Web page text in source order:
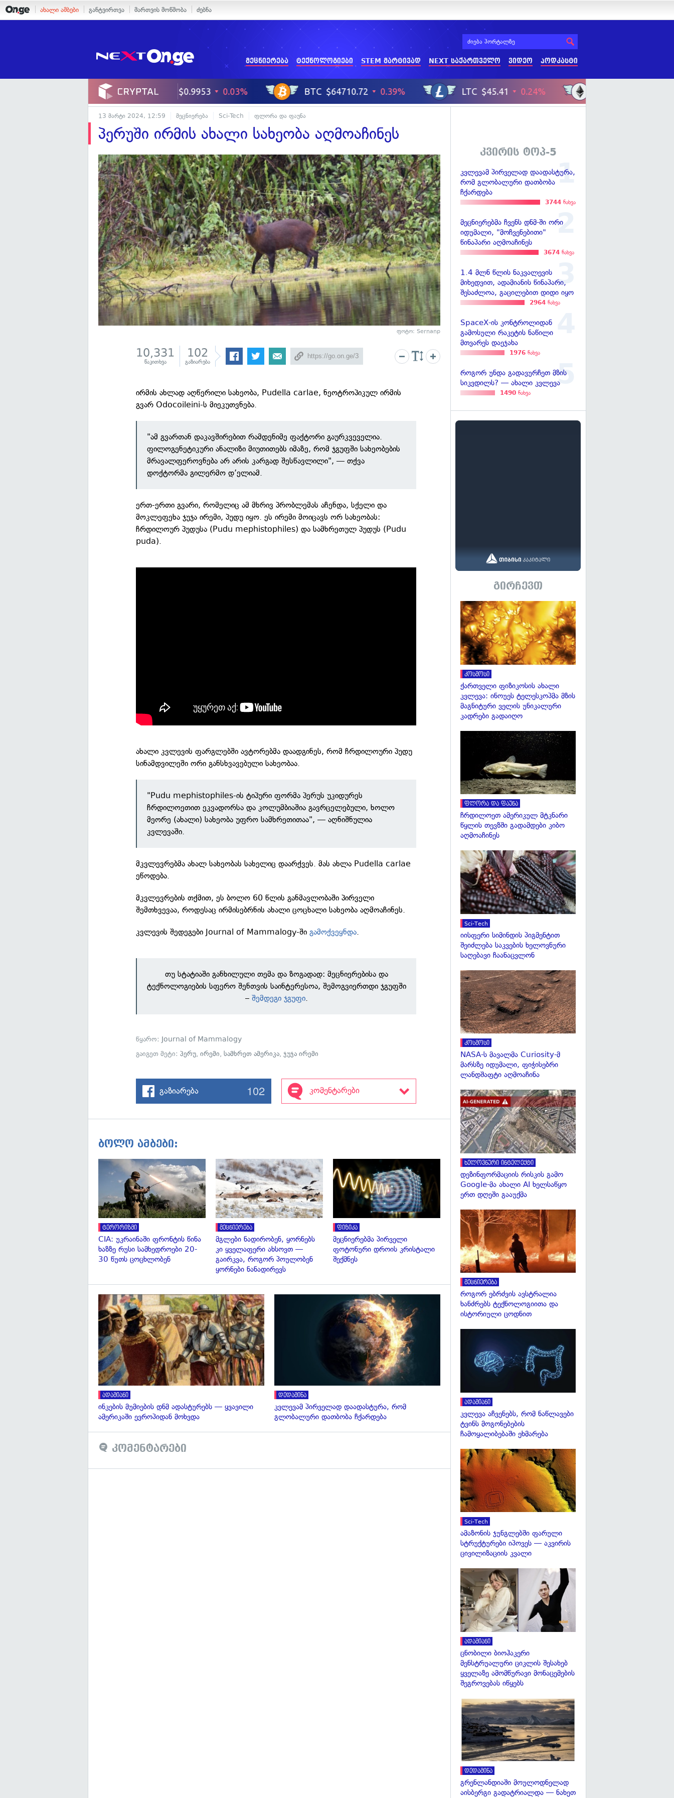
ახალი ამბები განტვირთვა მართვის მოწმობა ძებნა
მეცნიერება ტექნოლოგიები STEM მარტივად NEXT საქართველო ვიდეო პოდკასტი
13 მარტი 2024, 12:59 მეცნიერება Sci-Tech ფლორა და ფაუნა
პერუში ირმის ახალი სახეობა აღმოაჩინეს
ფოტო: Sernanp
10,331
წაკითხვა
102
გაზიარება
ირმის ახლად აღწერილი სახეობა, Pudella carlae, ნეოტროპიკულ ირმის
გვარ Odocoileini-ს მიეკუთვნება.
"ამ გვართან დაკავშირებით რამდენიმე ფაქტორი გაურკვეველია.
ფილოგენეტიკური ანალიზი მიუთითებს იმაზე, რომ ჯგუფში სახეობების
მრავალფეროვნება არ არის კარგად შესწავლილი", — თქვა
დოქტორმა გილერმო დ’ელიამ.
ერთ-ერთი გვარი, რომელიც ამ მხრივ პრობლემას აჩენდა, სქელი და
მოკლეფეხა ჯუჯა ირემი, პუდუ იყო. ეს ირემი მოიცავს ორ სახეობას:
ჩრდილოურ პუდუსა (Pudu mephistophiles) და სამხრეთულ პუდუს (Pudu
puda).
ახალი კვლევის ფარგლებში ავტორებმა დაადგინეს, რომ ჩრდილოური პუდუ
სინამდვილეში ორი განსხვავებული სახეობაა.
"Pudu mephistophiles-ის ტიპური ფორმა პერუს უკიდურეს
ჩრდილოეთით ეკვადორსა და კოლუმბიაშია გავრცელებული, ხოლო
მეორე (ახალი) სახეობა უფრო სამხრეთითაა", — აღნიშნულია
კვლევაში.
მკვლევრებმა ახალ სახეობას სახელიც დაარქვეს. მას ახლა Pudella carlae
ეწოდება.
მკვლევრების თქმით, ეს ბოლო 60 წლის განმავლობაში პირველი
შემთხვევაა, როდესაც ირმისებრნის ახალი ცოცხალი სახეობა აღმოაჩინეს.
კვლევის შედეგები Journal of Mammalogy-შიგამოქვეყნდა.
თუ სტატიაში განხილული თემა და ზოგადად: მეცნიერებისა და
ტექნოლოგიების სფერო შენთვის საინტერესოა, შემოგვიერთდი ჯგუფში
–შემდეგი ჯგუფი.
წყარო: Journal of Mammalogy
გაიგეთ მეტი:პერუ,ირემი,სამხრეთ ამერიკა,ჯუჯა ირემი
გაზიარება 102 კომენტარები
ბოლო ამბები:
გადახედვა
ტერორიზმი
CIA: უკრაინაში ფრონტის წინა
ხაზზე რუსი სამხედროები 20-
30 წუთს ცოცხლობენ
გადახედვა
მეცნიერება
მგლები ნადირობენ, ყორნებს
კი ყველაფერი ახსოვთ —
გაირკვა, როგორ პოულობენ
ყორნები ნანადირევს
ფიზიკა
მეცნიერებმა პირველი
ფოტონური დროის კრისტალი
შექმნეს
ადამიანი
ინკების მუმიების დნმ ადასტურებს — ყვავილი
ამერიკაში ევროპიდან მოხვდა
გადახედვა
დედამიწა
კვლევამ პირველად დაადასტურა, რომ
გლობალური დათბობა ჩქარდება
კომენტარები
კვირის ტოპ-5
კვლევამ პირველად დაადასტურა,
რომ გლობალური დათბობა
ჩქარდება
3744 ნახვა
მეცნიერებმა ჩვენს დნმ-ში ორი
იდუმალი, "მოჩვენებითი"
წინაპარი აღმოაჩინეს
3674 ნახვა
1.4 მლნ წლის ნაკვალევის
მიხედვით, ადამიანის წინაპარი,
შესაძლოა, გაცილებით დიდი იყო
2964 ნახვა
SpaceX-ის კონტროლიდან
გამოსული რაკეტის ნაწილი
მთვარეს დაეჯახა
1976 ნახვა
როგორ უნდა გადავურჩეთ მზის
სიკვდილს? — ახალი კვლევა
1490 ნახვა
გირჩევთ
კოსმოსი
ქართველი ფიზიკოსის ახალი
კვლევა: ინოუეს ტელესკოპმა მზის
მაგნიტური ველის უნიკალური
კადრები გადაიღო
ფლორა და ფაუნა
ჩრდილოეთ ამერიკულ მტკნარი
წყლის თევზში გადამდები კიბო
აღმოაჩინეს
Sci-Tech
იისფერი სიმინდის პიგმენტით
შეიძლება საკვების ხელოვნური
საღებავი ჩაანაცვლონ
კოსმოსი
NASA-ს მავალმა Curiosity-მ
მარსზე იდუმალი, ფიჭისებრი
ლანდშაფტი აღმოაჩინა
ხელოვნური ინტელექტი
დეზინფორმაციის რისკის გამო
Google-მა ახალი AI ხელსაწყო
ერთ დღეში გააუქმა
მეცნიერება
როგორ ებრძვის ავსტრალია
ხანძრებს ტექნოლოგიითა და
ისტორიული ცოდნით
ადამიანი
კვლევა აჩვენებს, რომ ნაწლავები
ტვინს მოგონებების
ჩამოყალიბებაში ეხმარება
Sci-Tech
ამაზონის ჯუნგლებში ფარული
სტრუქტურები იპოვეს — აკვირის
ცივილიზაციის კვალი
ადამიანი
ცნობილი ბიოჰაკერი
მენსტრუალური ციკლის შესახებ
ყველაზე ამომწურავი მონაცემების
შეგროვებას იწყებს
დედამიწა
გრენლანდიაში მოულოდნელად
აისბერგი გადატრიალდა — ნახეთ